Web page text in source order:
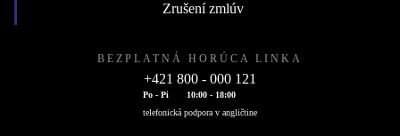
Zrušení zmlúv
BEZPLATNÁ HORÚCA LINKA
+421 800 - 000 121
Po - Pi
10:00 - 18:00
telefonická podpora v angličtine